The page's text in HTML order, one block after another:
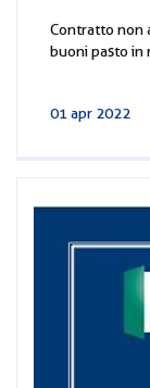
Contratto non
buoni pasto in
01 apr 2022